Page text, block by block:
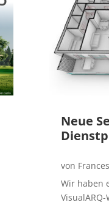
Neue
von
Wir haben